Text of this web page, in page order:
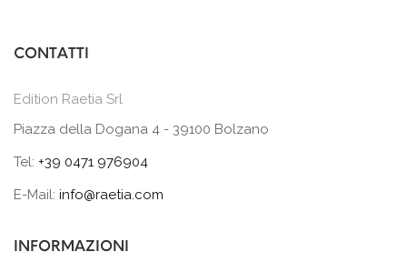
CONTATTI
Edition Raetia Srl
Piazza della Dogana 4 - 39100 Bolzano
Tel: +39 0471 976904
E-Mail: info@raetia.com
INFORMAZIONI